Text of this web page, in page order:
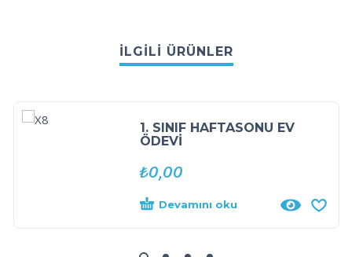
İLGILI ÜRÜNLER
1. SINIF HAFTASONU EV
ÖDEVİ
₺0,00
Devamını oku